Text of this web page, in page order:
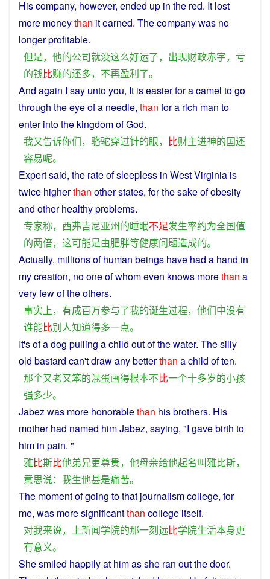
Hiscompany, however, ended up in the red. It lost
more moneythan itearned. Thecompanywas no
longerprofitable.
但是， 他的公司就没这么好运了， 出现财政赤字， 亏
的钱比赚的还多， 不再盈利了。
And again I say untoyou, It iseasierfor acamel to go
through theeyeofa needle, than for a rich man to
enter into the kingdomofGod.
我又告诉你们， 骆驼穿过针的眼， 比财主进神的国还
容易呢。
Expertsaid, the rateofsleepless in WestVirginia is
twice higherthan otherstates, forthe sake ofobesity
and otherhealthyproblems.
专家称， 西弗吉尼亚州的睡眠不足发生率约为全国值
的两倍， 这可能是由肥胖等健康问题造成的。
Actually, millionsofhuman beings have had a hand in
mycreation, noone ofwhomeven knows morethan a
veryfew of theothers.
事实上， 有成百万参与了我的诞生过程， 他们中没有
谁能比别人知道得多一点。
It's ofadog pulling achild out ofthewater. Thesilly
old bastard can'tdrawany betterthan achild often.
那个又老又笨的混蛋画得根本不比一个十多岁的小孩
强多少。
Jabezwas more honorablethan hisbrothers. His
motherhad named himJabez, saying, "I gavebirth to
him in pain. "
雅比斯比他弟兄更尊贵， 他母亲给他起名叫雅比斯，
意思说： 我生他甚是痛苦。
The momentof going tothat journalismcollege, for
me, was moresignificantthan college itself.
对我来说， 上新闻学院的那一刻远比学院生活本身更
有意义。
Shesmiled happilyat himasshe ran outthedoor.